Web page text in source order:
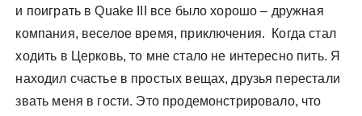
и поиграть в Quake III все было хорошо – дружная
компания, веселое время, приключения. Когда стал
ходить в Церковь, то мне стало не интересно пить. Я
находил счастье в простых вещах, друзья перестали
звать меня в гости. Это продемонстрировало, что